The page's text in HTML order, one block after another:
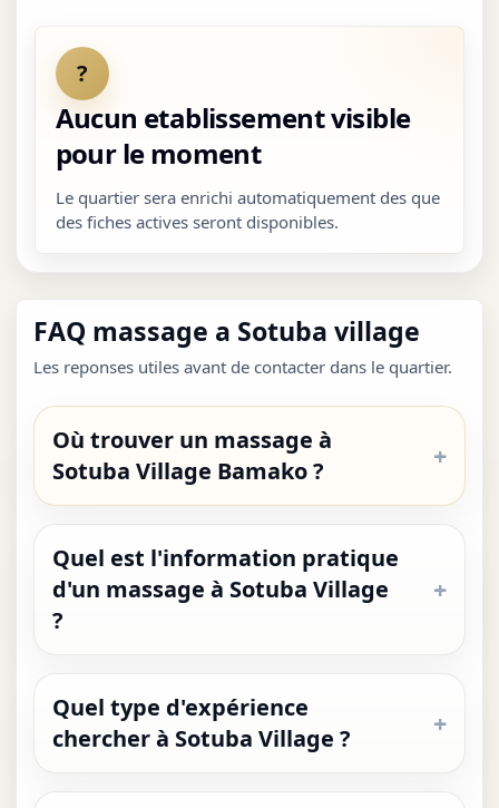
?
Aucun etablissement visible
pour le moment
Le quartier sera enrichi automatiquement des que
des fiches actives seront disponibles.
FAQ massage a Sotuba village
Les reponses utiles avant de contacter dans le quartier.
Où trouver un massage à
Sotuba Village Bamako ?
Quel est l'information pratique
d'un massage à Sotuba Village
?
Quel type d'expérience
chercher à Sotuba Village ?